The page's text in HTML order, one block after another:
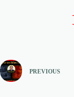
PREVIOUS